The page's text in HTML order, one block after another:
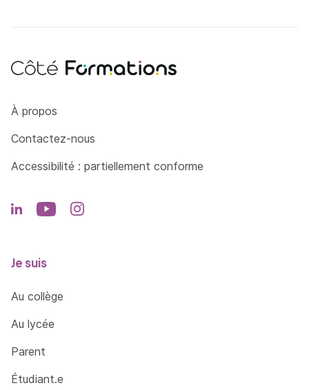
Côté Formations
À propos
Contactez-nous
Accessibilité : partiellement conforme
Je suis
Au collège
Au lycée
Parent
Étudiant.e